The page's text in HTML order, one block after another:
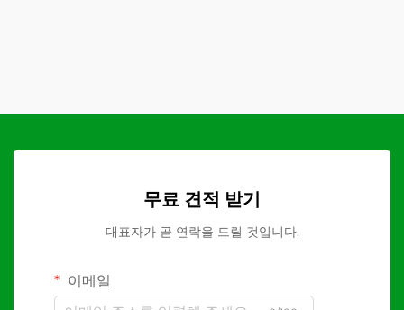
무료 견적 받기
대표자가 곧 연락을 드릴 것입니다.
이메일